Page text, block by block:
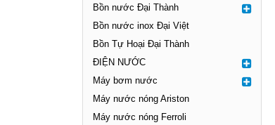
Bồn nước Đại Thành
Bồn nước inox Đại Việt
Bồn Tự Hoại Đại Thành
ĐIỆN NƯỚC
Máy bơm nước
Máy nước nóng Ariston
Máy nước nóng Ferroli